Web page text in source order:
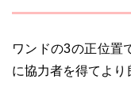
ワンドの3の正位置
に協力者を得てより